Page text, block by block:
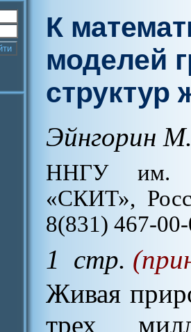
К
моделей
структур
Эйнгорин
ННГУ им.
«СКИТ»,
8(831) 467-
1 стр.
Живая
трех